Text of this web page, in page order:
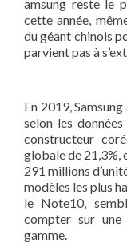
amsung reste le
cette année,
du géant chinois
parvient pas à
En 2019,
selon les
constructeur
globale de 21,3%,
291 millions
modèles les plus
le Note10,
compter sur
gamme.